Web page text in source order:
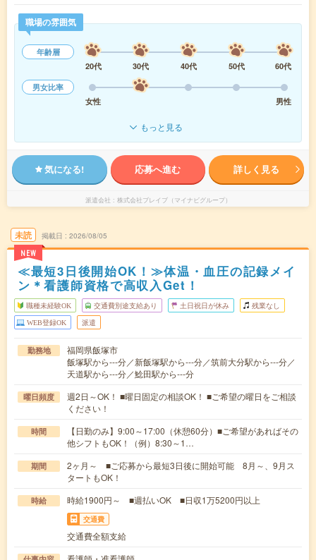
職場の雰囲気
年齢層
20代
30代 40代 50代
60代
男女比率
女性
男性
もっと見る
気になる! 応募へ進む 詳しく見る
派遣会社 株式会社ブレイブ（マイナビグループ）
未読
NEW
掲載日 2026/08/05
≪最短3日後開始OK！≫体温・血圧の記録メイ
ン＊看護師資格で高収入Get！
職種未経験OK 交通費別途支給あり 土日祝日が休み 残業なし
WEB登録OK 派遣
勤務地
福岡県飯塚市
飯塚駅から---分／新飯塚駅から---分／筑前大分駅から---分／
天道駅から---分／鯰田駅から---分
曜日頻度
週2日～OK！ ■曜日固定の相談OK！ ■ご希望の曜日をご相談
ください！
時間
【日勤のみ】9:00～17:00（休憩60分）■ご希望があればその
他シフトもOK！（例）8:30～1…
期間
2ヶ月～ ■ご応募から最短3日後に開始可能 8月～、9月ス
タートもOK！
時給 時給1900円～ ■週払いOK ■日収1万5200円以上
交通費
交通費全額支給